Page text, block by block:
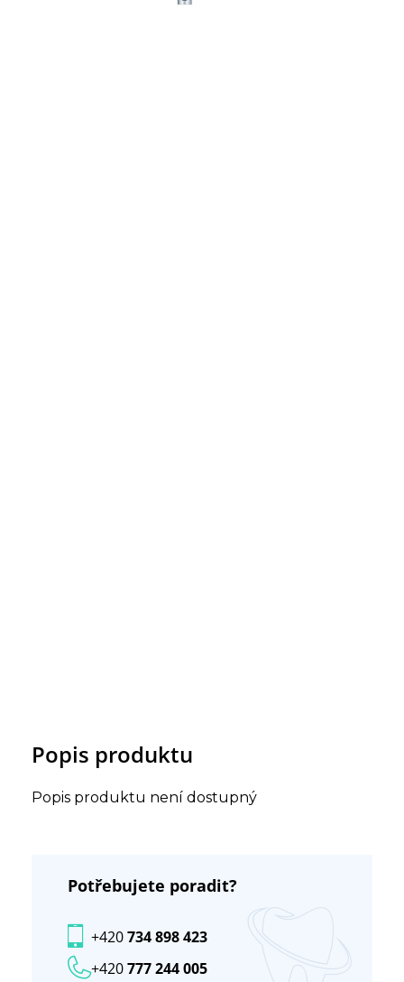
Popis produktu
Popis produktu není dostupný
Potřebujete poradit?
+420777 244 005
+420734 898 423